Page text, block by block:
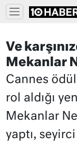
Ve
Mekanlar
Cannes
rol aldığı
Mekanlar
yaptı,